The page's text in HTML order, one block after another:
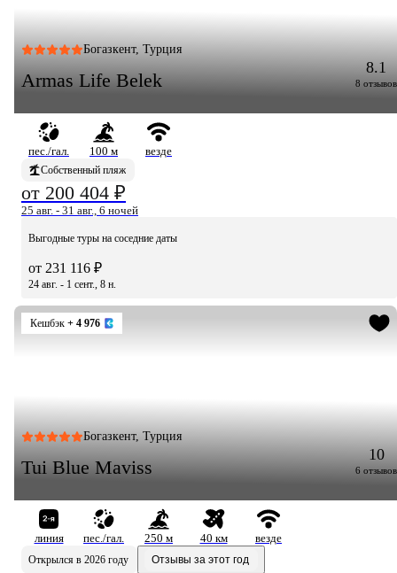
Богазкент, Турция
Armas Life Belek
8.1
8 отзывов
пес./гал. 100 м
везде
Собственный пляж
от 200 404 ₽
25 авг. - 31 авг., 6 ночей
Выгодные туры на соседние даты
от 231 116 ₽
24 авг. - 1 сент., 8 н.
Кешбэк + 4 976
Богазкент, Турция
Tui Blue Maviss
10
6 отзывов
линия пес./гал. 250 м 40 км
везде
Открылся в 2026 году
Отзывы за этот год